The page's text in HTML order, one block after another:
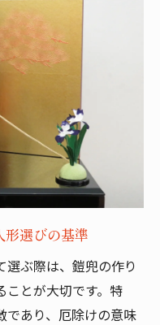
形選びの基準
選ぶ際は、鎧兜の作り
ことが大切です。特
であり、厄除けの意味